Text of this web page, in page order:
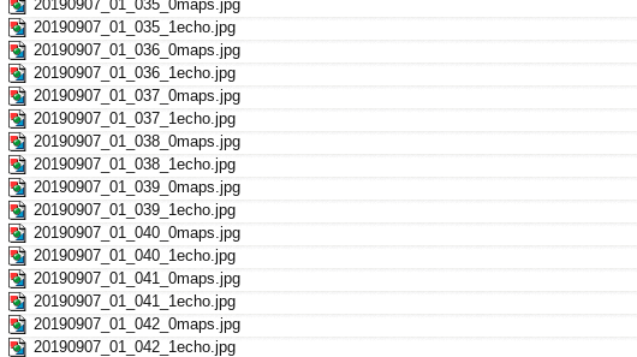
20190907_01_035_0maps.jpg
20190907_01_035_1echo.jpg
20190907_01_036_0maps.jpg
20190907_01_036_1echo.jpg
20190907_01_037_0maps.jpg
20190907_01_037_1echo.jpg
20190907_01_038_0maps.jpg
20190907_01_038_1echo.jpg
20190907_01_039_0maps.jpg
20190907_01_039_1echo.jpg
20190907_01_040_0maps.jpg
20190907_01_040_1echo.jpg
20190907_01_041_0maps.jpg
20190907_01_041_1echo.jpg
20190907_01_042_0maps.jpg
20190907_01_042_1echo.jpg